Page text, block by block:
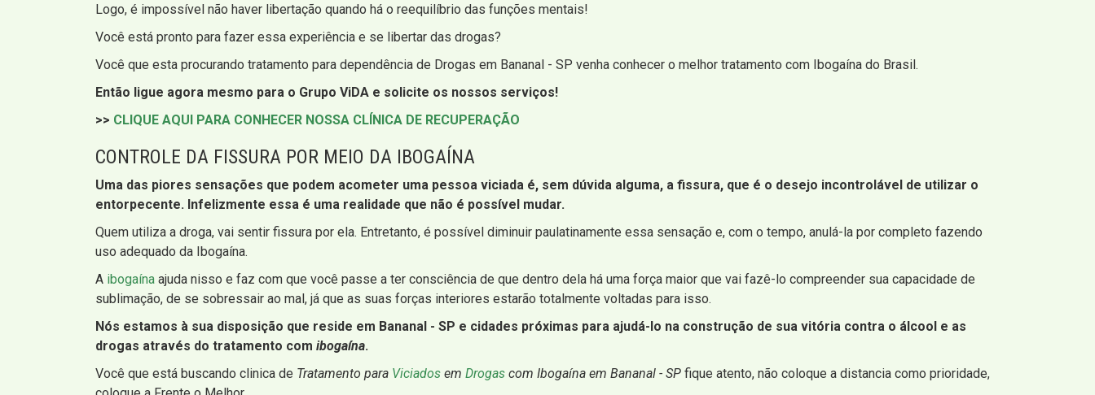
Logo, é impossível não haver libertação quando há o reequilíbrio das funções mentais!
Você está pronto para fazer essa experiência e se libertar das drogas?
Você que esta procurando tratamento para dependência de Drogas em Bananal - SP venha conhecer o melhor tratamento com Ibogaína do Brasil.
Então ligue agora mesmo para o Grupo ViDA e solicite os nossos serviços!
>> CLIQUE AQUI PARA CONHECER NOSSA CLÍNICA DE RECUPERAÇÃO
CONTROLE DA FISSURA POR MEIO DA IBOGAÍNA
Uma das piores sensações que podem acometer uma pessoa viciada é, sem dúvida alguma, a fissura, que é o desejo incontrolável de utilizar o
entorpecente. Infelizmente essa é uma realidade que não é possível mudar.
Quem utiliza a droga, vai sentir fissura por ela. Entretanto, é possível diminuir paulatinamente essa sensação e, com o tempo, anulá-la por completo fazendo
uso adequado da Ibogaína.
A ibogaína ajuda nisso e faz com que você passe a ter consciência de que dentro dela há uma força maior que vai fazê-lo compreender sua capacidade de
sublimação, de se sobressair ao mal, já que as suas forças interiores estarão totalmente voltadas para isso.
Nós estamos à sua disposição que reside em Bananal - SP e cidades próximas para ajudá-lo na construção de sua vitória contra o álcool e as
drogas através do tratamento com ibogaína.
Você que está buscando clinica de Tratamento para Viciados em Drogas com Ibogaína em Bananal - SP fique atento, não coloque a distancia como prioridade,